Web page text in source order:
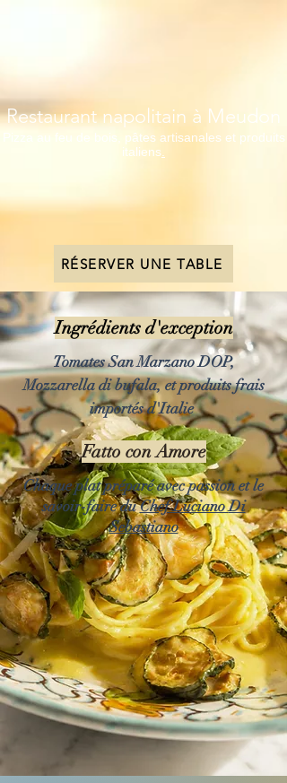
Restaurant napolitain à Meudon
Pizza au feu de bois, pâtes artisanales et produits
italiens
RÉSERVER UNE TABLE
Ingrédients d'exception
Tomates San Marzano DOP,
Mozzarella di bufala, et produits frais
importés d'Italie
Fatto con Amore
Chaque plat préparé avec passion et le
savoir-faire duChef LucianoDi
Sebastiano